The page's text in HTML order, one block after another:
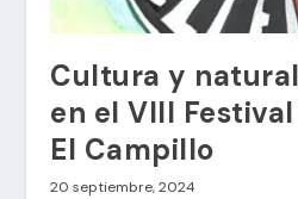
Cultura y
en el VIII
El Campillo
20 septiembre, 2024